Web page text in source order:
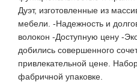
Дуэт, изготовленные из
мебели. -Надежность и
волокон -Доступную цену -
добились совершенного
привлекательной цене.
фабричной упаковке.